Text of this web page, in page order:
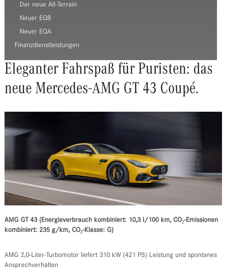
Der neue All-Terrain
Neuer EQB
Neuer EQA
Finanzdienstleistungen
Eleganter Fahrspaß für Puristen: das
neue Mercedes-AMG GT 43 Coupé.
AMG GT 43 (Energieverbrauch kombiniert: 10,3 l/100 km, CO₂-Emissionen
kombiniert: 235 g/km, CO₂-Klasse: G)
AMG 2,0-Liter-Turbomotor liefert 310 kW (421 PS) Leistung und spontanes
Ansprechverhalten